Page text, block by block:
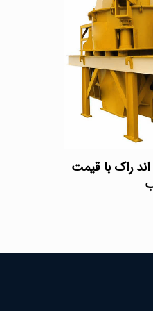
راک با قیمت